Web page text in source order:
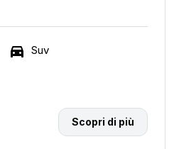
Suv
Scopri di più